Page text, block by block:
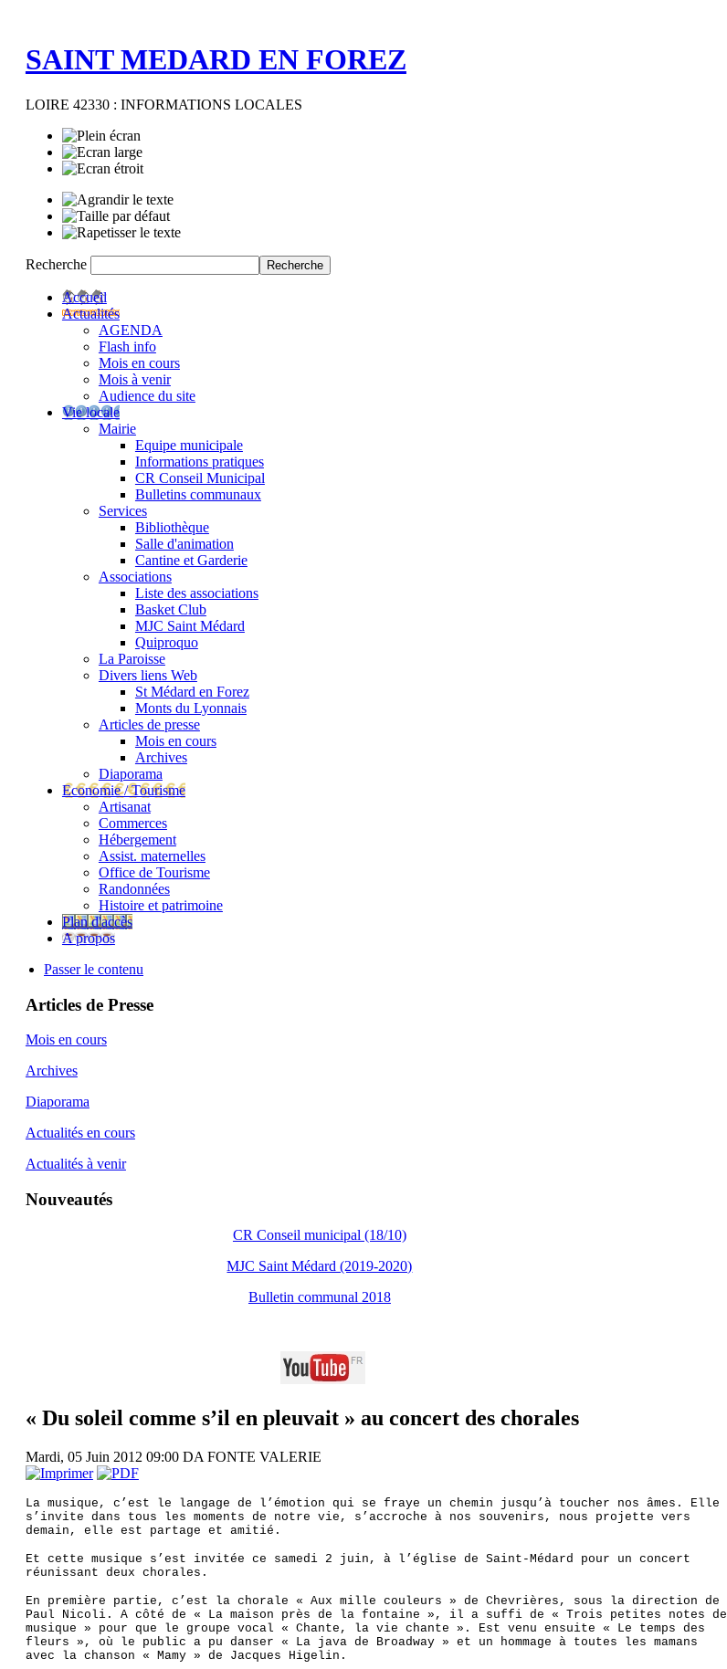
SAINT MEDARD EN FOREZ
LOIRE 42330 : INFORMATIONS LOCALES
Recherche
Accueil
Actualités
AGENDA
Flash info
Mois en cours
Mois à venir
Audience du site
Vie locale
Mairie
Equipe municipale
Informations pratiques
CR Conseil Municipal
Bulletins communaux
Services
Bibliothèque
Salle d'animation
Cantine et Garderie
Associations
Liste des associations
Basket Club
MJC Saint Médard
Quiproquo
La Paroisse
Divers liens Web
St Médard en Forez
Monts du Lyonnais
Articles de presse
Mois en cours
Archives
Diaporama
Economie / Tourisme
Artisanat
Commerces
Hébergement
Assist. maternelles
Office de Tourisme
Randonnées
Histoire et patrimoine
Plan d'accès
A propos
Passer le contenu
Articles de Presse
Mois en cours
Archives
Diaporama
Actualités en cours
Actualités à venir
Nouveautés
CR Conseil municipal (18/10)
MJC Saint Médard (2019-2020)
Bulletin communal 2018
« Du soleil comme s’il en pleuvait » au concert des chorales
Mardi, 05 Juin 2012 09:00 DA FONTE VALERIE
La musique, c’est le langage de l’émotion qui se fraye un chemin jusqu’à toucher nos âmes. Elle
s’invite dans tous les moments de notre vie, s’accroche à nos souvenirs, nous projette vers
demain, elle est partage et amitié.
Et cette musique s’est invitée ce samedi 2 juin, à l’église de Saint-Médard pour un concert
réunissant deux chorales.
En première partie, c’est la chorale « Aux mille couleurs » de Chevrières, sous la direction de
Paul Nicoli. A côté de « La maison près de la fontaine », il a suffi de « Trois petites notes de
musique » pour que le groupe vocal « Chante, la vie chante ». Est venu ensuite « Le temps des
fleurs », où le public a pu danser « La java de Broadway » et un hommage à toutes les mamans
avec la chanson « Mamy » de Jacques Higelin.